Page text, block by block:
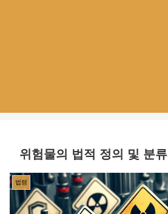
위험물의 법적 정의 및 분류
법령